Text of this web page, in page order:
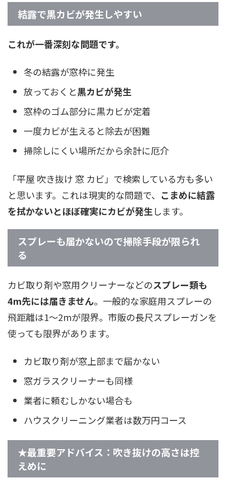
結露で黒カビが発生しやすい
これが一番深刻な問題です。
冬の結露が窓枠に発生
放っておくと黒カビが発生
窓枠のゴム部分に黒カビが定着
一度カビが生えると除去が困難
掃除しにくい場所だから余計に厄介
「平屋 吹き抜け 窓 カビ」で検索している方も多い
と思います。これは現実的な問題で、 こまめに結露
を拭かないとほぼ確実にカビが発生します。
スプレーも届かないので掃除手段が限られ
る
カビ取り剤や窓用クリーナーなどのスプレー類も
4m先には届きません。一般的な家庭用スプレーの
飛距離は1〜2mが限界。市販の長尺スプレーガンを
使っても限界があります。
カビ取り剤が窓上部まで届かない
窓ガラスクリーナーも同様
業者に頼むしかない場合も
ハウスクリーニング業者は数万円コース
★最重要アドバイス：吹き抜けの高さは控
えめに